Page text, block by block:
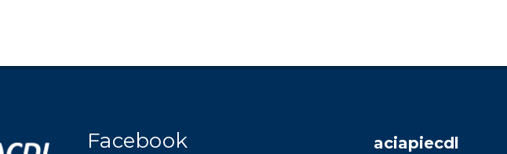
Facebook aciapiecdl